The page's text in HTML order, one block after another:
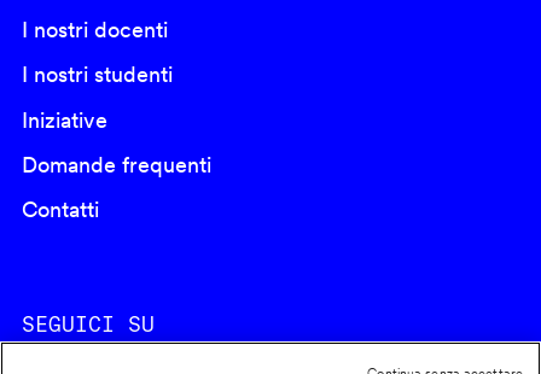
I nostri docenti
I nostri studenti
Iniziative
Domande frequenti
Contatti
SEGUICI SU